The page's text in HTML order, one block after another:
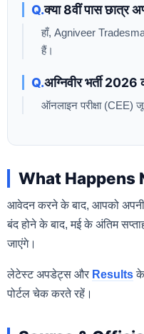
क्या 8वीं पास छात्र
हाँ, Agniveer
हैं।
अग्निवीर भर्ती 2026
ऑनलाइन परीक्षा (CEE)
What Happens
आवेदन करने के बाद, आपको अपनी
बंद होने के बाद, मई के अंतिम
जाएंगे।
लेटेस्ट अपडेट्स और Resultsके
पोर्टल चेक करते रहें।